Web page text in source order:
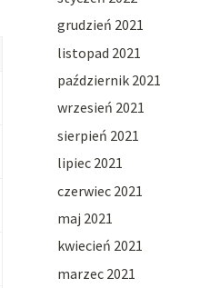
grudzień 2021
listopad 2021
październik 2021
wrzesień 2021
sierpień 2021
lipiec 2021
czerwiec 2021
maj 2021
kwiecień 2021
marzec 2021